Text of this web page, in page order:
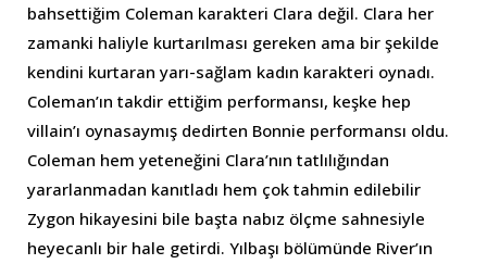
bahsettiğim Coleman karakteri Clara değil. Clara her
zamanki haliyle kurtarılması gereken ama bir şekilde
kendini kurtaran yarı-sağlam kadın karakteri oynadı.
Coleman’ın takdir ettiğim performansı, keşke hep
villain’ı oynasaymış dedirten Bonnie performansı oldu.
Coleman hem yeteneğini Clara’nın tatlılığından
yararlanmadan kanıtladı hem çok tahmin edilebilir
Zygon hikayesini bile başta nabız ölçme sahnesiyle
heyecanlı bir hale getirdi. Yılbaşı bölümünde River’ın